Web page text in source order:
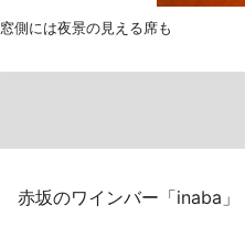
窓側には夜景の見える席も
赤坂のワインバー「inaba」